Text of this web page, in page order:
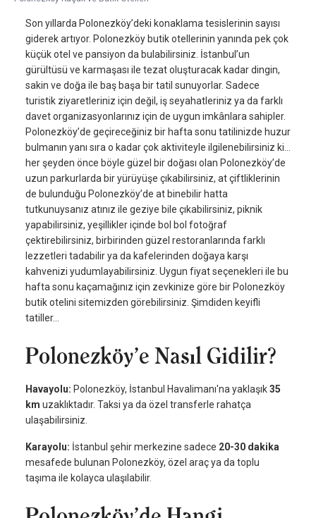
Son yıllarda Polonezköy’deki konaklama tesislerinin sayısı
giderek artıyor. Polonezköy butik otellerinin yanında pek çok
küçük otel ve pansiyon da bulabilirsiniz. İstanbul’un
gürültüsü ve karmaşası ile tezat oluşturacak kadar dingin,
sakin ve doğa ile baş başa bir tatil sunuyorlar. Sadece
turistik ziyaretleriniz için değil, iş seyahatleriniz ya da farklı
davet organizasyonlarınız için de uygun imkânlara sahipler.
Polonezköy’de geçireceğiniz bir hafta sonu tatilinizde huzur
bulmanın yanı sıra o kadar çok aktiviteyle ilgilenebilirsiniz ki…
her şeyden önce böyle güzel bir doğası olan Polonezköy’de
uzun parkurlarda bir yürüyüşe çıkabilirsiniz, at çiftliklerinin
de bulunduğu Polonezköy’de at binebilir hatta
tutkunuysanız atınız ile geziye bile çıkabilirsiniz, piknik
yapabilirsiniz, yeşillikler içinde bol bol fotoğraf
çektirebilirsiniz, birbirinden güzel restoranlarında farklı
lezzetleri tadabilir ya da kafelerinden doğaya karşı
kahvenizi yudumlayabilirsiniz. Uygun fiyat seçenekleri ile bu
hafta sonu kaçamağınız için zevkinize göre bir Polonezköy
butik otelini sitemizden görebilirsiniz. Şimdiden keyifli
tatiller…
Polonezköy’e Nasıl Gidilir?
Havayolu: Polonezköy, İstanbul Havalimanı'na yaklaşık35
km uzaklıktadır. Taksi ya da özel transferle rahatça
ulaşabilirsiniz.
Karayolu: İstanbul şehir merkezine sadece 20-30 dakika
mesafede bulunan Polonezköy, özel araç ya da toplu
taşıma ile kolayca ulaşılabilir.